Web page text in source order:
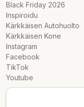
Black Friday 2026
Inspiroidu
Kärkkäisen Autohuolto
Kärkkäisen Kone
Instagram
Facebook
TikTok
Youtube